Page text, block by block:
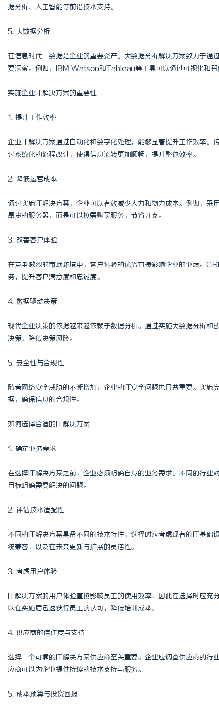
据分析、人工智能等前沿技术支持。
5. 大数据分析
在信息时代，数据是企业的重要资产。大数据分析解决方案致力于
要洞察。例如，IBM Watson和Tableau等工具可以通过可视化和智
实施企业IT解决方案的重要性
1. 提升工作效率
企业IT解决方案通过自动化和数字化处理，能够显著提升工作效率
过系统化的流程改进，使得信息流转更加顺畅，提升整体效率。
2. 降低运营成本
通过实施IT解决方案，企业可以有效减少人力和物力成本。例如，
昂贵的服务器，而是可以按需购买服务，节省开支。
3. 改善客户体验
在竞争激烈的市场环境中，客户体验的优劣直接影响企业的业绩。
务，提升客户满意度和忠诚度。
4. 数据驱动决策
现代企业决策的依据越来越依赖于数据分析。通过实施大数据分析
决策，降低决策风险。
5. 安全性与合规性
随着网络安全威胁的不断增加，企业的IT安全问题也日益重要。实
据，确保信息的合规性。
如何选择合适的IT解决方案
1. 确定业务需求
在选择IT解决方案之前，企业必须明确自身的业务需求。不同的行
目标明确需要解决的问题。
2. 评估技术适配性
不同的IT解决方案具备不同的技术特性，选择时应考虑现有的IT基础
统兼容，以及在未来更新与扩展的灵活性。
3. 考虑用户体验
IT解决方案的用户体验直接影响员工的使用效率，因此在选择时应
以在实施后迅速获得员工的认可，降低培训成本。
4. 供应商的信任度与支持
选择一个可靠的IT解决方案供应商至关重要。企业应调查供应商的行
应商可以为企业提供持续的技术支持与服务。
5. 成本预算与投资回报